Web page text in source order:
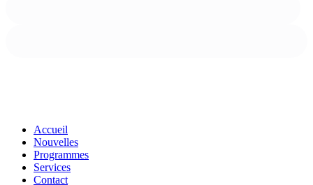
Close
Menu
Accueil
Nouvelles
Programmes
Services
Contact